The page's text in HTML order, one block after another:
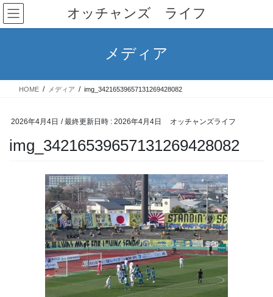
コ
ン
テ
ス
ナ
ビ
ゲ
ン
オッチャンズ ライフ
メディア
HOME メディア img_34216539657131269428082
2026年4月4日 / 最終更新日時 : 2026年4月4日 オッチャンズライフ
img_34216539657131269428082